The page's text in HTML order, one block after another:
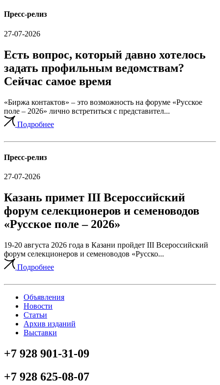
Пресс-релиз
27-07-2026
Есть вопрос, который давно хотелось
задать профильным ведомствам?
Сейчас самое время
«Биржа контактов» – это возможность на форуме «Русское
поле – 2026» лично встретиться с представител...
Подробнее
Пресс-релиз
27-07-2026
Казань примет III Всероссийский
форум селекционеров и семеноводов
«Русское поле – 2026»
19-20 августа 2026 года в Казани пройдет III Всероссийский
форум селекционеров и семеноводов «Русско...
Подробнее
Объявления
Новости
Статьи
Архив изданий
Выставки
+7 928 901-31-09
+7 928 625-08-07